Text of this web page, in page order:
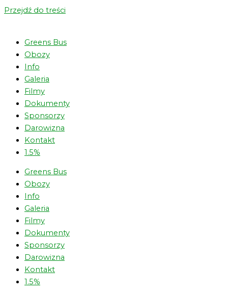
Przejdź do treści
Greens Bus
Obozy
Info
Galeria
Filmy
Dokumenty
Sponsorzy
Darowizna
Kontakt
1.5%
Greens Bus
Obozy
Info
Galeria
Filmy
Dokumenty
Sponsorzy
Darowizna
Kontakt
1.5%